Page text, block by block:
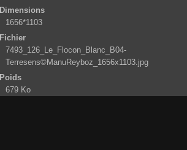
Dimensions
1656*1103
Fichier
7493_126_Le_Flocon_Blanc_B04-
Terresens©ManuReyboz_1656x1103.jpg
Poids
679 Ko